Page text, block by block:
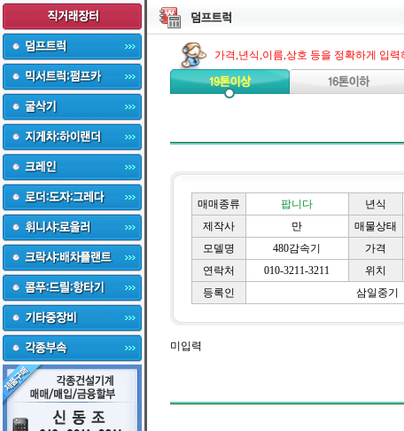
가격,년식,이름,상호 등을 정확하게 입
매매종류 팝니다 년식
제작사
만 매물상태
모델명
480감속기 가격
연락처
010-3211-3211 위치
등록인
삼일중기
미입력